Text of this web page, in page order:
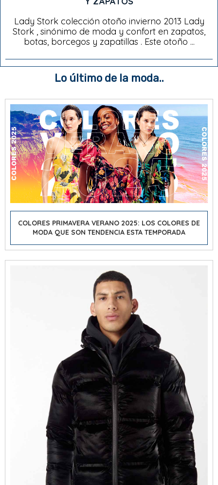
Lady Stork colección otoño invierno 2013 Lady
Stork , sinónimo de moda y confort en zapatos,
botas, borcegos y zapatillas . Este otoño ...
Lo último de la moda..
COLORES PRIMAVERA VERANO 2025: LOS COLORES DE
MODA QUE SON TENDENCIA ESTA TEMPORADA